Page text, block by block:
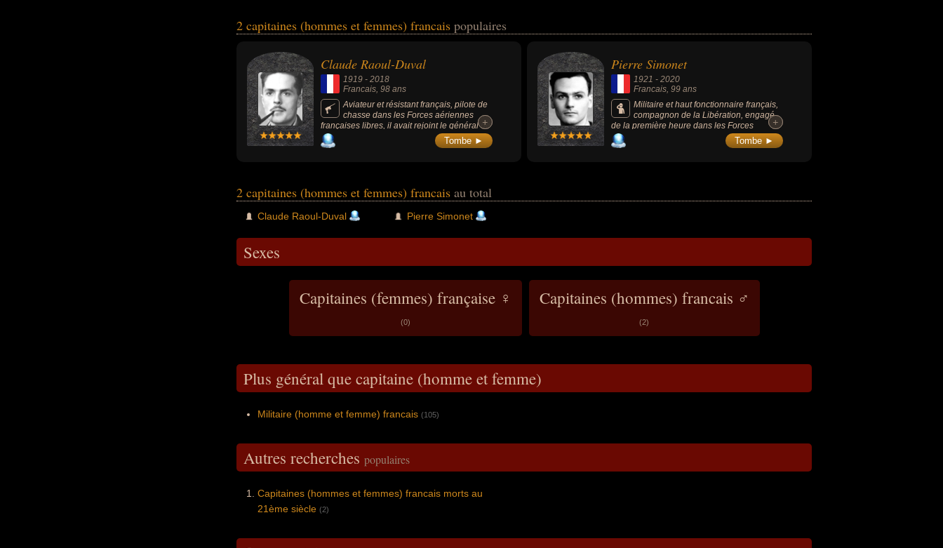
2 capitaines (hommes et femmes) francais populaires
Claude Raoul-Duval
1919 - 2018
Francais, 98 ans
Aviateur et résistant français, pilote de
chasse dans les Forces aériennes
françaises libres, il avait rejoint le général de
Gaulle dès le 22 juin 1940, avait pris part au
Débarquement de Normandie. Il est un
+
+
Tombe ►
Pierre Simonet
1921 -2020
Francais, 99 ans
Militaire et haut fonctionnaire français,
compagnon de la Libération, engagé
de la première heure dans les Forces
françaises libres au côté du général de
Gaulle, combattant de Bir Hakeim en 1942, il
+
+
Tombe ►
2 capitaines (hommes et femmes) francais au total
Claude Raoul-Duval Pierre Simonet
Sexes
Capitaines (femmes) française ♀
(0)
Capitaines (hommes) francais ♂
(2)
Plus général que capitaine (homme et femme)
Militaire (homme et femme) francais (105)
Autres recherches populaires
Capitaines (hommes et femmes) francais morts au
21ème siècle (2)